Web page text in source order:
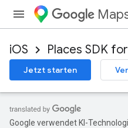
iOS Places SDK
Jetzt starten
Google verwendet KI-